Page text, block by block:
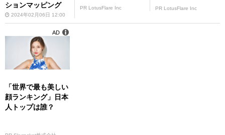
ションマッピング
2024年02月06日 12:00
PR LotusFlare Inc PR LotusFlare Inc
「世界で最も美しい
顔ランキング」日本
人トップは誰？
AD